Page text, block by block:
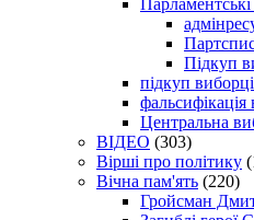
Підкуп
підкуп
фальсифікація
Центральна
ВІДЕО (303)
Вірші про політику
Вічна пам'ять (220)
Гройсман